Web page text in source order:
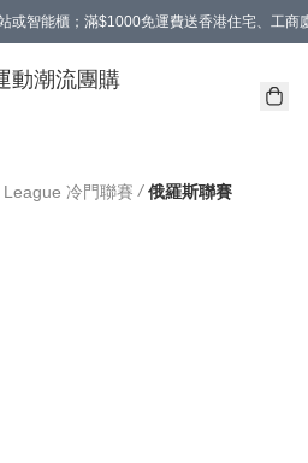
或智能櫃；滿$1000免運費送香港住宅、工商
動潮流團購
冷門聯賽 / 俄羅斯聯賽